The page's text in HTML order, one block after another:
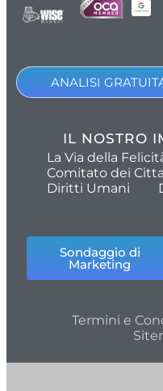
ANALISI
IL NOSTRO
La Via della
Comitato dei
Diritti Umani
Sondaggio di
Marketing
Termini e